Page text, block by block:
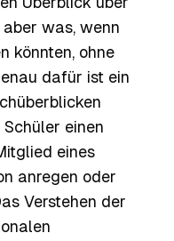
was, wenn
könnten, ohne
dafür ist ein
einen
eines
anregen oder
Verstehen der